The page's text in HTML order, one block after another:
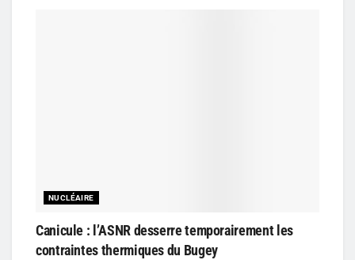
NUCLÉAIRE
Canicule : l’ASNR desserre temporairement les
contraintes thermiques du Bugey